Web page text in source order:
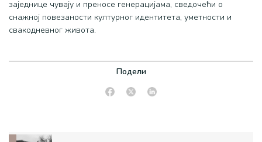
заједнице чувају и преносе генерацијама, сведочећи о
снажној повезаности културног идентитета, уметности и
свакодневног живота.
Подели